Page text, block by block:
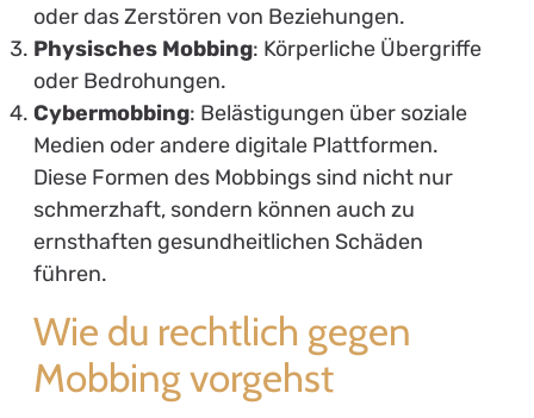
oder das Zerstören von Beziehungen.
Physisches Mobbing: Körperliche Übergriffe
oder Bedrohungen.
Cybermobbing: Belästigungen über soziale
Medien oder andere digitale Plattformen.
Diese Formen des Mobbings sind nicht nur
schmerzhaft, sondern können auch zu
ernsthaften gesundheitlichen Schäden
führen.
Wie du rechtlich gegen
Mobbing vorgehst